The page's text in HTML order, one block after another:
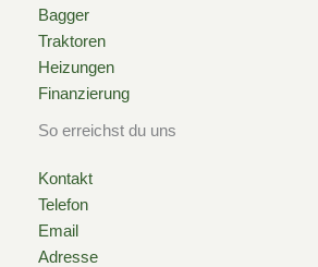
Bagger
Traktoren
Heizungen
Finanzierung
So erreichst du uns
Kontakt
Telefon
Email
Adresse